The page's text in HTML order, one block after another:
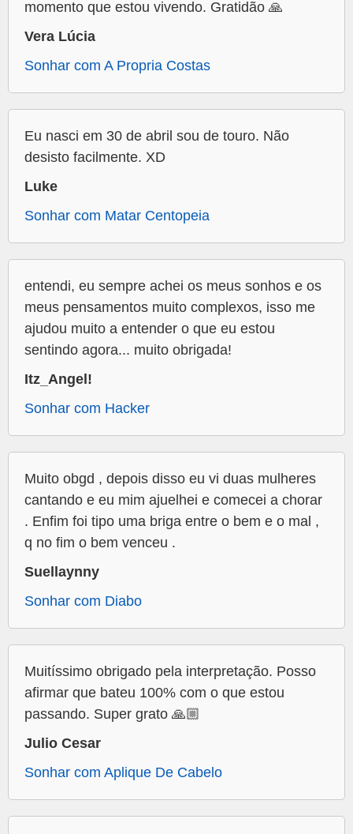
momento que estou vivendo. Gratidão 🙏
Vera Lúcia
Sonhar com A Propria Costas
Eu nasci em 30 de abril sou de touro. Não
desisto facilmente. XD
Luke
Sonhar com Matar Centopeia
entendi, eu sempre achei os meus sonhos e os
meus pensamentos muito complexos, isso me
ajudou muito a entender o que eu estou
sentindo agora... muito obrigada!
Itz_Angel!
Sonhar com Hacker
Muito obgd , depois disso eu vi duas mulheres
cantando e eu mim ajuelhei e comecei a chorar
. Enfim foi tipo uma briga entre o bem e o mal ,
q no fim o bem venceu .
Suellaynny
Sonhar com Diabo
Muitíssimo obrigado pela interpretação. Posso
afirmar que bateu 100% com o que estou
passando. Super grato 🙏🏼
Julio Cesar
Sonhar com Aplique De Cabelo